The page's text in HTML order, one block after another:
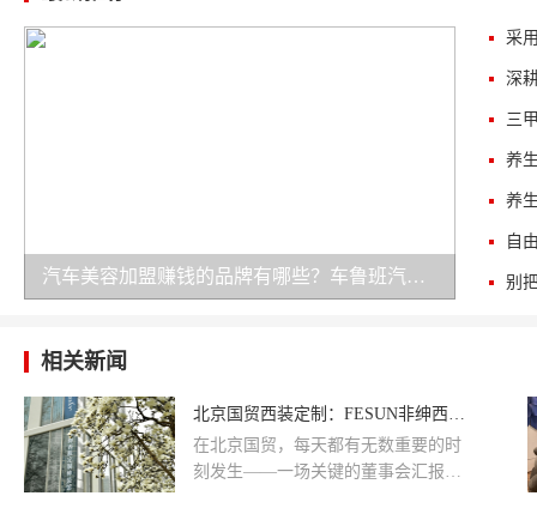
汽车美容加盟赚钱的品牌有哪些？车鲁班汽车美容门店盈利逻辑解析
三
自
相关新闻
北京国贸西装定制：FESUN非绅西服为你的每一场重要场合而来
在北京国贸，每天都有无数重要的时
刻发生——一场关键的董事会汇报、